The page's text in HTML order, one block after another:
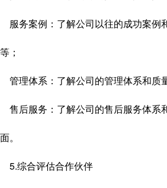
服务案例：了解公司以往的成功案例
等；
管理体系：了解公司的管理体系和质
售后服务：了解公司的售后服务体系
面。
5.综合评估合作伙伴